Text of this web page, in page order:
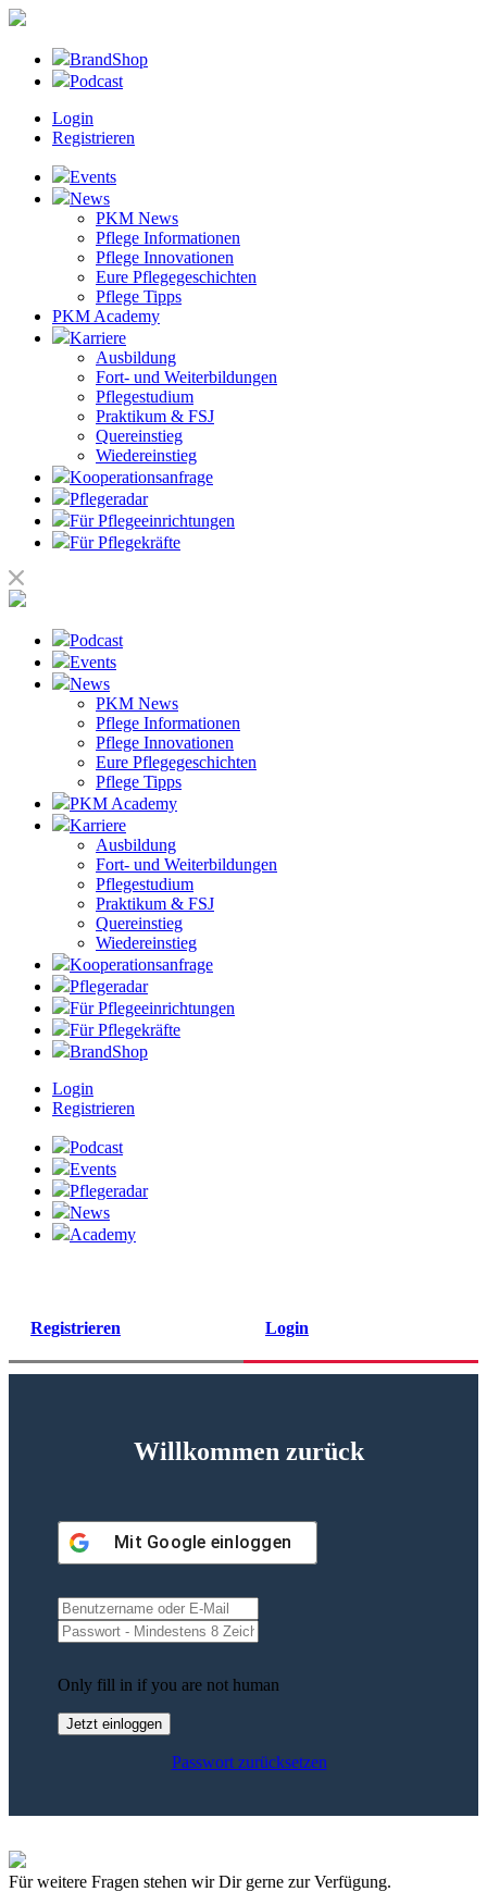
BrandShop
Podcast
Login
Registrieren
Events
News
PKM News
Pflege Informationen
Pflege Innovationen
Eure Pflegegeschichten
Pflege Tipps
PKM Academy
Karriere
Ausbildung
Fort- und Weiterbildungen
Pflegestudium
Praktikum & FSJ
Quereinstieg
Wiedereinstieg
Kooperationsanfrage
Pflegeradar
Für Pflegeeinrichtungen
Für Pflegekräfte
Podcast
Events
News
PKM News
Pflege Informationen
Pflege Innovationen
Eure Pflegegeschichten
Pflege Tipps
PKM Academy
Karriere
Ausbildung
Fort- und Weiterbildungen
Pflegestudium
Praktikum & FSJ
Quereinstieg
Wiedereinstieg
Kooperationsanfrage
Pflegeradar
Für Pflegeeinrichtungen
Für Pflegekräfte
BrandShop
Login
Registrieren
Podcast
Events
Pflegeradar
News
Academy
Registrieren Login
Willkommen zurück
Mit Google einloggen
Only fill in if you are not human
Passwort zurücksetzen
Für weitere Fragen stehen wir Dir gerne zur Verfügung.